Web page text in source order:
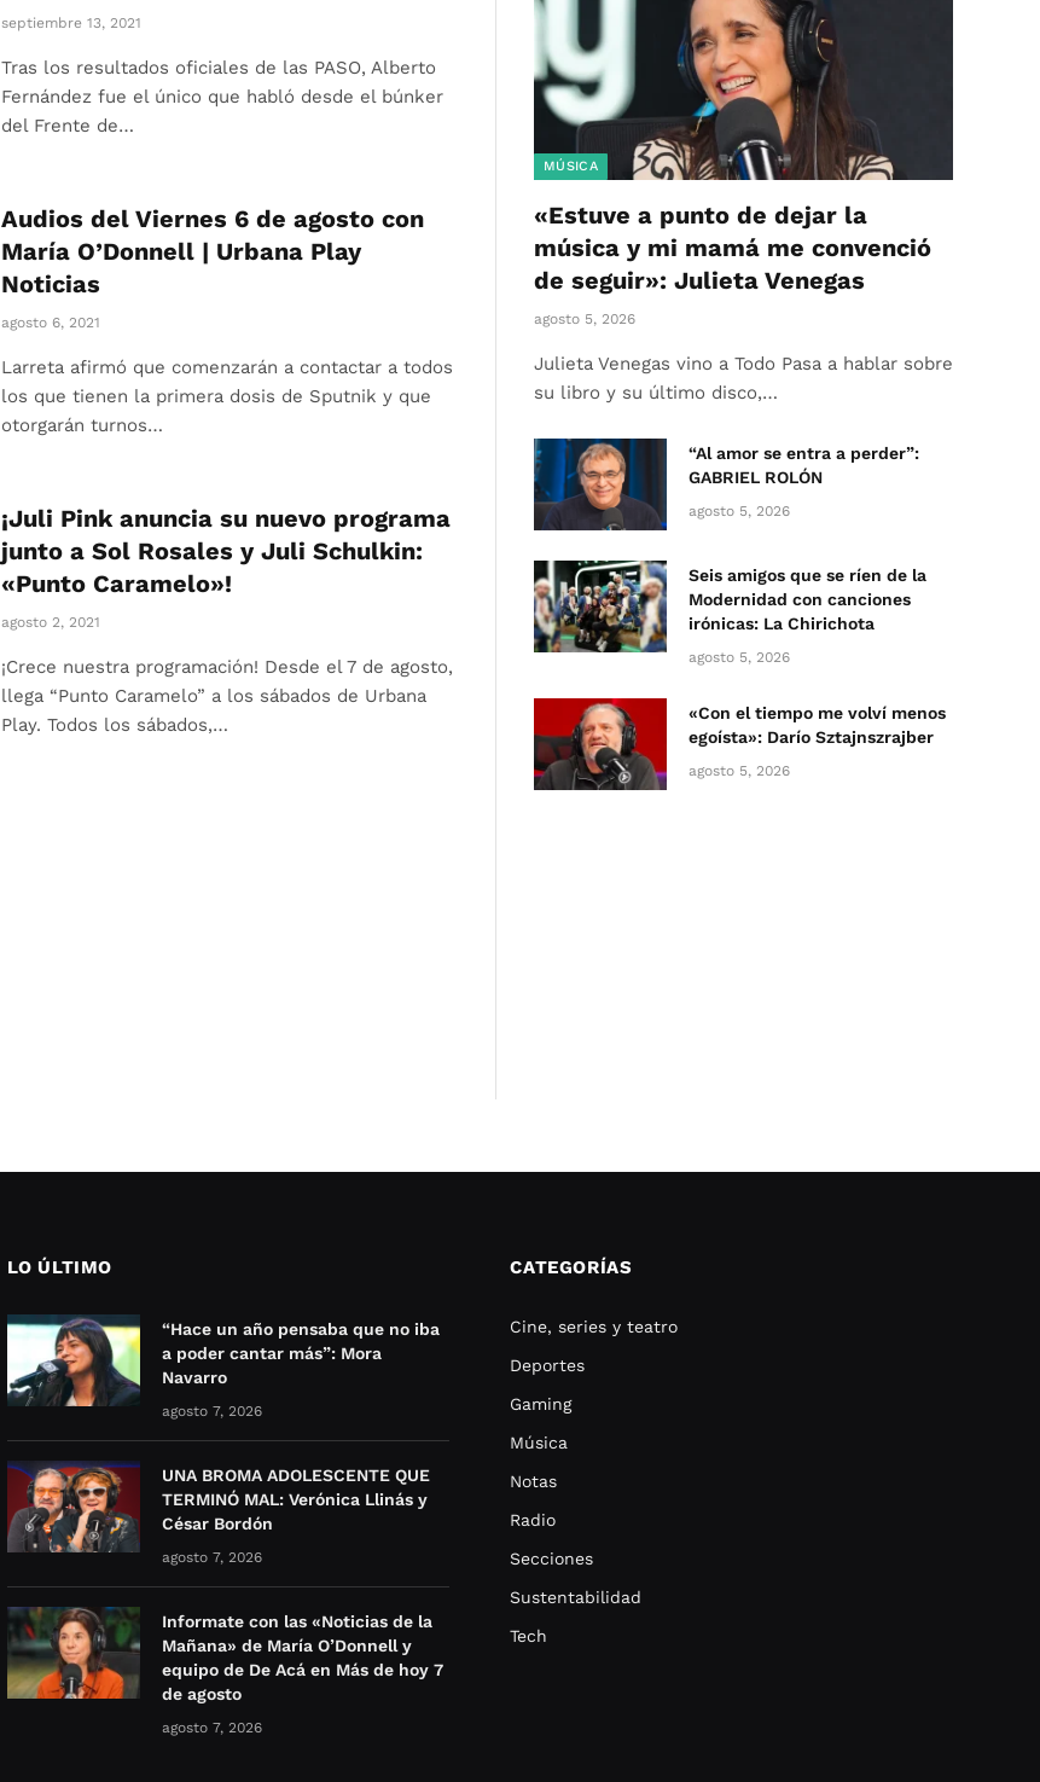
septiembre 13, 2021
Tras los resultados oficiales de las PASO, Alberto
Fernández fue el único que habló desde el búnker
del Frente de…
Audios del Viernes 6 de agosto con
María O’Donnell | Urbana Play
Noticias
agosto 6, 2021
Larreta afirmó que comenzarán a contactar a todos
los que tienen la primera dosis de Sputnik y que
otorgarán turnos…
¡Juli Pink anuncia su nuevo programa
junto a Sol Rosales y Juli Schulkin:
«Punto Caramelo»!
agosto 2, 2021
¡Crece nuestra programación! Desde el 7 de agosto,
llega “Punto Caramelo” a los sábados de Urbana
Play. Todos los sábados,…
MÚSICA
«Estuve a punto de dejar la
música y mi mamá me convenció
de seguir»: Julieta Venegas
agosto 5, 2026
Julieta Venegas vino a Todo Pasa a hablar sobre
su libro y su último disco,…
“Al amor se entra a perder”:
GABRIEL ROLÓN
agosto 5, 2026
Seis amigos que se ríen de la
Modernidad con canciones
irónicas: La Chirichota
agosto 5, 2026
«Con el tiempo me volví menos
egoísta»: Darío Sztajnszrajber
agosto 5, 2026
LO ÚLTIMO
“Hace un año pensaba que no iba
a poder cantar más”: Mora
Navarro
agosto 7, 2026
UNA BROMA ADOLESCENTE QUE
TERMINÓ MAL: Verónica Llinás y
César Bordón
agosto 7, 2026
Informate con las «Noticias de la
Mañana» de María O’Donnell y
equipo de De Acá en Más de hoy 7
de agosto
agosto 7, 2026
CATEGORÍAS
Cine, series y teatro
Deportes
Gaming
Música
Notas
Radio
Secciones
Sustentabilidad
Tech